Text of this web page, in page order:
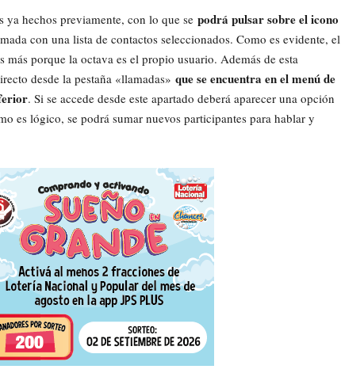
ya hechos previamente, con lo que se podrá pulsar sobre el icono
con una lista de contactos seleccionados. Como es evidente, el
más porque la octava es el propio usuario. Además de esta
desde la pestaña «llamadas» que se encuentra en el menú de
. Si se accede desde este apartado deberá aparecer una opción
es lógico, se podrá sumar nuevos participantes para hablar y